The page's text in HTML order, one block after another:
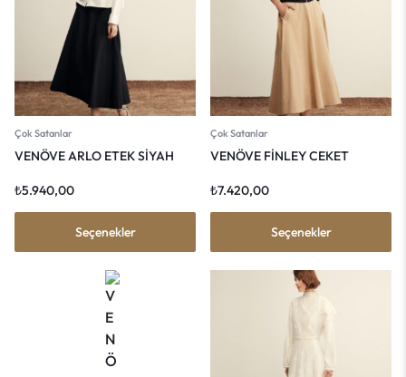
Çok Satanlar
VENÖVE ARLO ETEK SİYAH
₺5.940,00
Seçenekler
Çok Satanlar
VENÖVE FİNLEY CEKET
₺7.420,00
Seçenekler